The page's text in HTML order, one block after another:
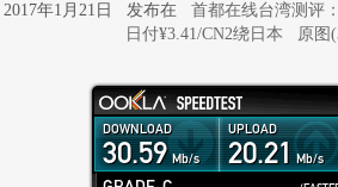
2017年1月21日 发布在 首都在线台湾测评
日付¥3.41/CN2绕日本
原图